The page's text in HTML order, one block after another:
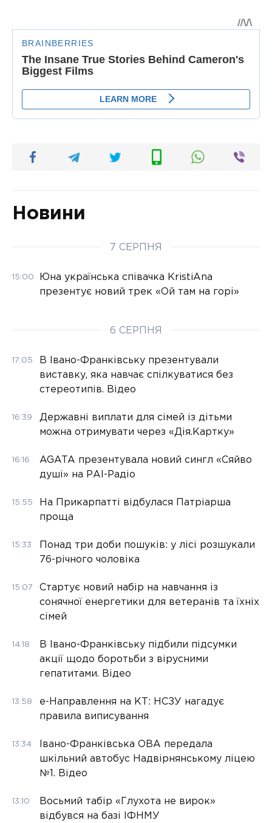
Новини
7 СЕРПНЯ
15:00
Юна українська співачка KristiAna
презентує новий трек «Ой там на горі»
6 СЕРПНЯ
17:05
В Івано-Франківську презентували
виставку, яка навчає спілкуватися без
стереотипів. Відео
16:39
Державні виплати для сімей із дітьми
можна отримувати через «Дія.Картку»
16:16
AGATA презентувала новий сингл «Сяйво
душі» на РАІ-Радіо
15:55
На Прикарпатті відбулася Патріарша
проща
15:33
Понад три доби пошуків: у лісі розшукали
76-річного чоловіка
15:07
Стартує новий набір на навчання із
сонячної енергетики для ветеранів та їхніх
сімей
14:18
В Івано-Франківську підбили підсумки
акції щодо боротьби з вірусними
гепатитами. Відео
13:58
е-Направлення на КТ: НСЗУ нагадує
правила виписування
13:34
Івано-Франківська ОВА передала
шкільний автобус Надвірнянському ліцею
№1. Відео
13:10
Восьмий табір «Глухота не вирок»
відбувся на базі ІФНМУ